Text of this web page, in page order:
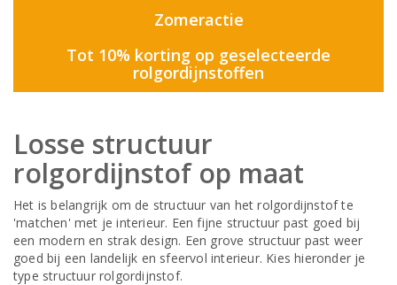
Zomeractie
Tot 10% korting op geselecteerde
rolgordijnstoffen
Losse structuur
rolgordijnstof op maat
Het is belangrijk om de structuur van het rolgordijnstof te
'matchen' met je interieur. Een fijne structuur past goed bij
een modern en strak design. Een grove structuur past weer
goed bij een landelijk en sfeervol interieur. Kies hieronder je
type structuur rolgordijnstof.